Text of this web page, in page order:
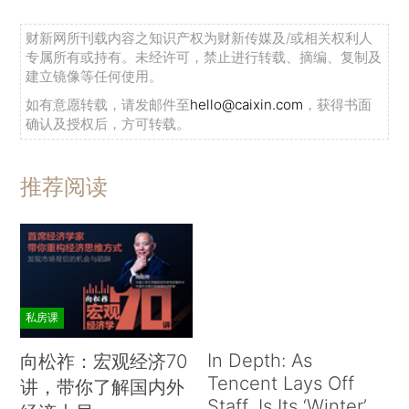
财新网所刊载内容之知识产权为财新传媒及/或相关权利人
专属所有或持有。未经许可，禁止进行转载、摘编、复制及
建立镜像等任何使用。
如有意愿转载，请发邮件至hello@caixin.com ，获得书面
确认及授权后，方可转载。
推荐阅读
私房课
向松祚：宏观经济70
讲，带你了解国内外
In Depth: As
Tencent Lays Off